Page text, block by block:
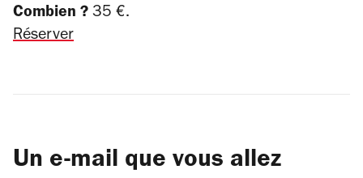
Combien ? 35 €.
Réserver
Un e-mail que vous allez